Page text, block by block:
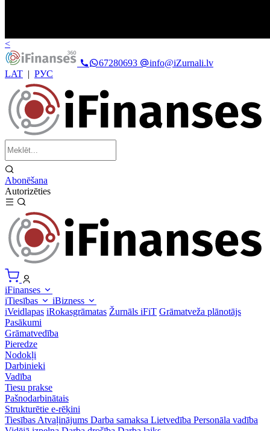
<
67280693
info@iZurnali.lv
LAT | РУС
Abonēšana
Autorizēties
iFinanses
iTiesības
iBizness
iVeidlapas iRokasgrāmatas Žurnāls iFiT Grāmatveža plānotājs
Pasākumi
Grāmatvedība
Pieredze
Nodokļi
Darbinieki
Vadība
Tiesu prakse
Pašnodarbinātais
Strukturētie e-rēķini
Tiesības Atvaļinājums Darba samaksa Lietvedība Personāla vadība